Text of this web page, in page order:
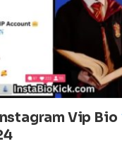
Vip Bio